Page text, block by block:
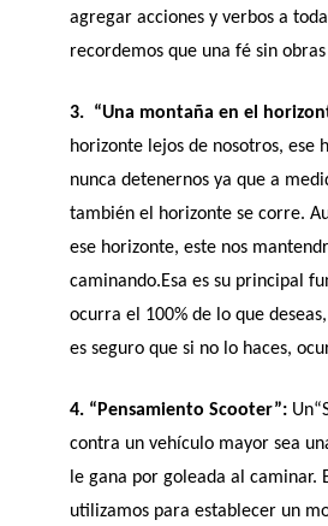
agregar acciones y verbos a
recordemos que una fé sin
3.  “Una montaña en el
horizonte lejos de nosotros, ese
nunca detenernos ya que a
también el horizonte se corre.
ese horizonte, este nos
caminando.Esa es su principal
ocurra el 100% de lo que
es seguro que si no lo haces,
4. “Pensamiento Scooter”:
contra un vehículo mayor sea
le gana por goleada al caminar.
utilizamos para establecer un